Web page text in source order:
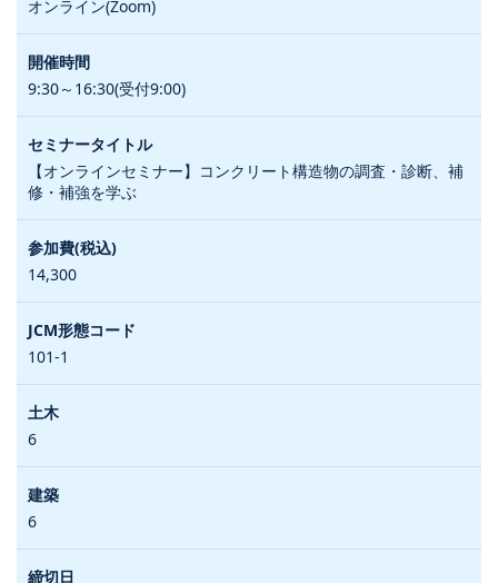
オンライン(Zoom)
9:30～16:30(受付9:00)
【オンラインセミナー】コンクリート構造物の調査・診断、補
修・補強を学ぶ
14,300
101-1
6
6